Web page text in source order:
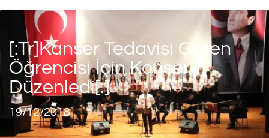
[:tr]Kanser Tedavisi Gören
Öğrencisi İçin Konser
Düzenledi[:]
19/12/2018